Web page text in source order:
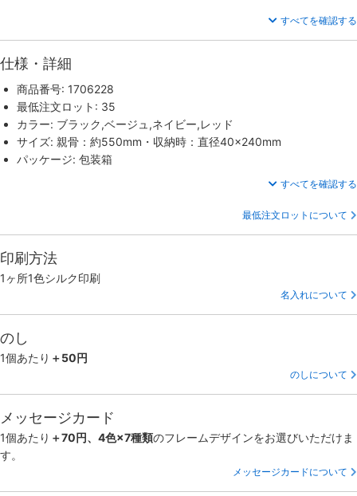
すべてを確認する
仕様・詳細
商品番号: 1706228
最低注文ロット: 35
カラー: ブラック,ベージュ,ネイビー,レッド
サイズ: 親骨：約550mm・収納時：直径40×240mm
パッケージ: 包装箱
すべてを確認する
最低注文ロットについて
印刷方法
1ヶ所1色シルク印刷
名入れについて
のし
1個あたり ＋50円
のしについて
メッセージカード
1個あたり ＋70円、4色×7種類のフレームデザインをお選びいただけま
す。
メッセージカードについて